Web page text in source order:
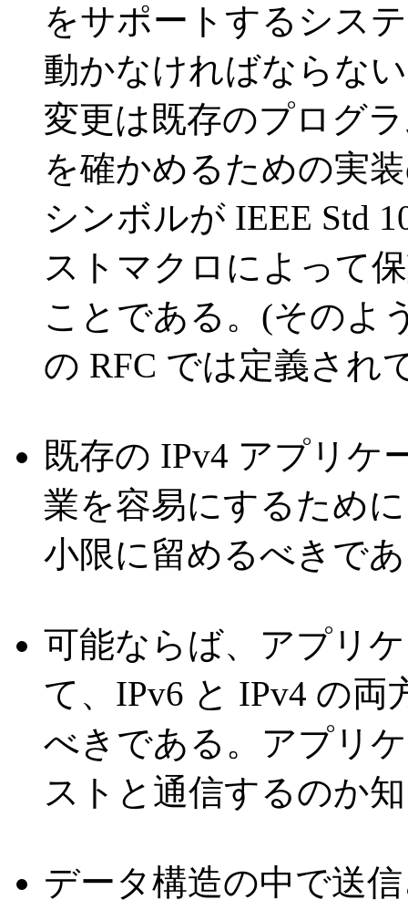
をサポートするシス
動かなければならな
変更は既存のプログ
を確かめるための実
シンボルが IEEE Std
ストマクロによって
ことである。(そのよ
の RFC では定義され
既存の IPv4 アプリケ
業を容易にするため
小限に留めるべきで
可能ならば、アプリ
て、IPv6 と IPv4 の
べきである。アプリ
ストと通信するのか
データ構造の中で送